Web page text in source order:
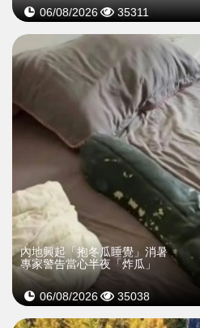
06/08/2026 35311
內地興起「抱冬瓜睡覺」消暑
專家警告當心半夜「炸瓜」
06/08/2026 35038